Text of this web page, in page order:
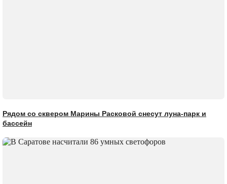
Рядом со сквером Марины Расковой снесут луна-парк и
бассейн